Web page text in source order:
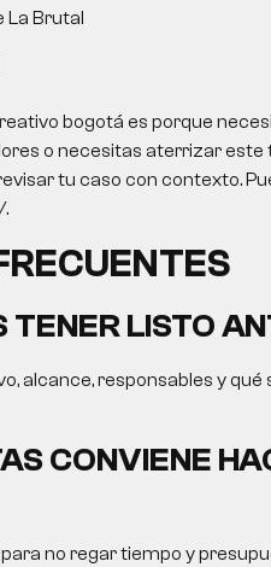
La Brutal
bogotá es porque
o necesitas aterrizar este
tu caso con contexto.
TENER LISTO
alcance, responsables y
CONVIENE
no regar tiempo y